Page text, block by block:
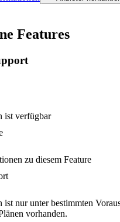
Features
ist verfügbar
zu diesem Feature
ist nur unter bestimmten
vorhanden.